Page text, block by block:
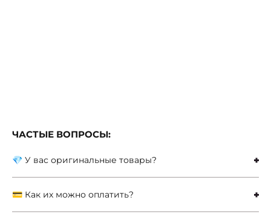
ЧАСТЫЕ ВОПРОСЫ:
💎 У вас оригинальные товары?
💳 Как их можно оплатить?